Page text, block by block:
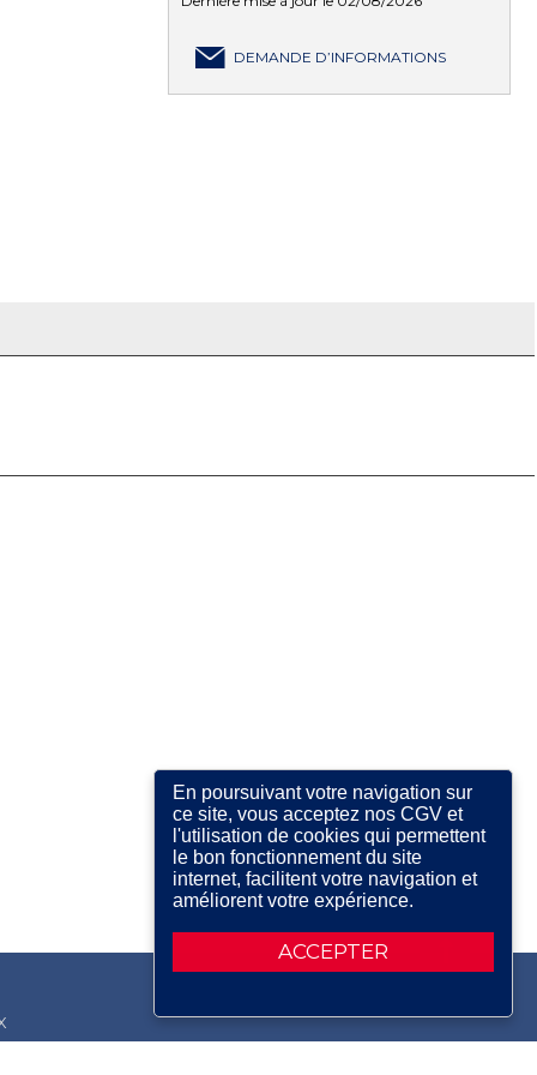
ACCEPTER
En poursuivant votre navigation sur
ce site, vous acceptez nos CGV et
l'utilisation de cookies qui permettent
le bon fonctionnement du site
internet, facilitent votre navigation et
améliorent votre expérience.
DEMANDE D’INFORMATIONS